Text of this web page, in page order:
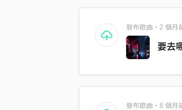
發布歌曲・2 個月
要去
發布歌曲・8 個月